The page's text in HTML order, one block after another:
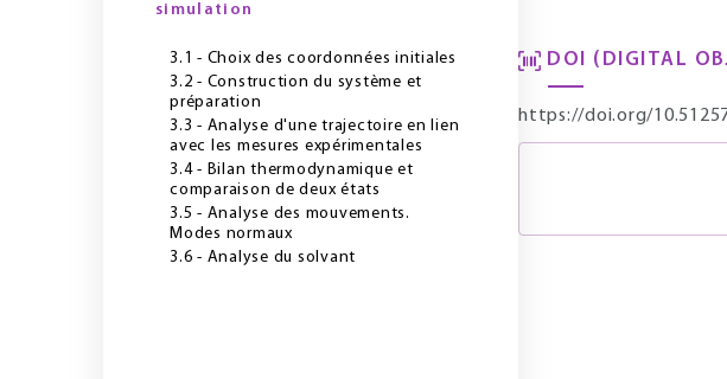
simulation
3.1 - Choix des coordonnées initiales
3.2 - Construction du système et
préparation
3.3 - Analyse d'une trajectoire en lien
avec les mesures expérimentales
3.4 - Bilan thermodynamique et
comparaison de deux états
3.5 - Analyse des mouvements.
Modes normaux
3.6 - Analyse du solvant
DOI (DIGITAL
https://doi.org/